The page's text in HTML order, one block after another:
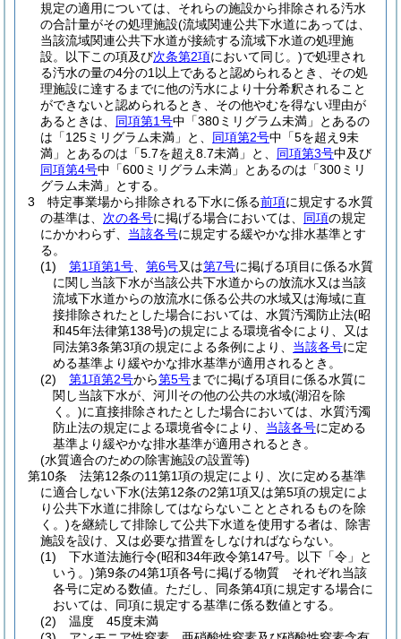
規定の適用については、それらの施設から排除される汚水
の合計量がその処理施設(流域関連公共下水道にあっては、
当該流域関連公共下水道が接続する流域下水道の処理施
設。以下この項及び次条第2項において同じ。)で処理され
る汚水の量の4分の1以上であると認められるとき、その処
理施設に達するまでに他の汚水により十分希釈されること
ができないと認められるとき、その他やむを得ない理由が
あるときは、 同項第1号中「380ミリグラム未満」とあるの
は「125ミリグラム未満」と、 同項第2号中「5を超え9未
満」とあるのは「5.7を超え8.7未満」と、 同項第3号中及び
同項第4号中「600ミリグラム未満」とあるのは「300ミリ
グラム未満」とする。
3
特定事業場から排除される下水に係る前項に規定する水質
の基準は、 次の各号に掲げる場合においては、 同項の規定
にかかわらず、 当該各号に規定する緩やかな排水基準とす
る。
(1)
第1項第1号 第6号又は第7号に掲げる項目に係る水質
に関し当該下水が当該公共下水道からの放流水又は当該
流域下水道からの放流水に係る公共の水域又は海域に直
接排除されたとした場合においては、水質汚濁防止法(昭
和45年法律第138号)の規定による環境省令により、又は
同法第3条第3項の規定による条例により、 当該各号に定
める基準より緩やかな排水基準が適用されるとき。
(2)
第1項第2号から第5号までに掲げる項目に係る水質に
関し当該下水が、河川その他の公共の水域(湖沼を除
く。)に直接排除されたとした場合においては、水質汚濁
防止法の規定による環境省令により、 当該各号に定める
基準より緩やかな排水基準が適用されるとき。
(水質適合のための除害施設の設置等)
第10条
法第12条の11第1項の規定により、次に定める基準
に適合しない下水(法第12条の2第1項又は第5項の規定によ
り公共下水道に排除してはならないこととされるものを除
く。)を継続して排除して公共下水道を使用する者は、除害
施設を設け、又は必要な措置をしなければならない。
(1)
下水道法施行令(昭和34年政令第147号。以下「令」と
いう。)第9条の4第1項各号に掲げる物質 それぞれ当該
各号に定める数値。 ただし、同条第4項に規定する場合に
おいては、同項に規定する基準に係る数値とする。
(2)
温度 45度未満